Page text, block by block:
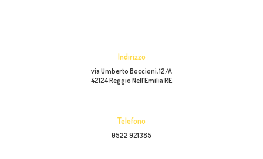
Indirizzo
via Umberto Boccioni, 12/A
42124 Reggio Nell’Emilia RE
Telefono
0522 921385